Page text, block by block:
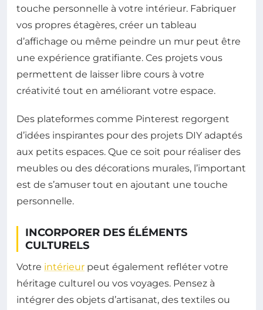
touche personnelle à votre intérieur. Fabriquer
vos propres étagères, créer un tableau
d’affichage ou même peindre un mur peut être
une expérience gratifiante. Ces projets vous
permettent de laisser libre cours à votre
créativité tout en améliorant votre espace.
Des plateformes comme Pinterest regorgent
d’idées inspirantes pour des projets DIY adaptés
aux petits espaces. Que ce soit pour réaliser des
meubles ou des décorations murales, l’important
est de s’amuser tout en ajoutant une touche
personnelle.
INCORPORER DES ÉLÉMENTS
CULTURELS
Votre intérieur peut également refléter votre
héritage culturel ou vos voyages. Pensez à
intégrer des objets d’artisanat, des textiles ou